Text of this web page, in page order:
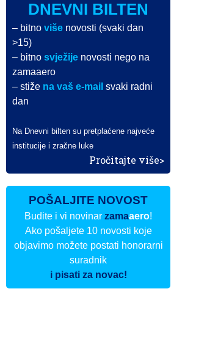
DNEVNI BILTEN
– bitnoviše novosti (svaki dan
>15)
– bitnosvježije novosti nego na
zamaaero
– stiže na vaš e-mail svaki radni
dan
Na Dnevni bilten su pretplaćene najveće
institucije i zračne luke
Pročitajte više>
POŠALJITE NOVOST
Budite i vi novinarzamaaero!
Ako pošaljete 10 novosti koje
objavimo možete postati honorarni
suradnik
i pisati za novac!